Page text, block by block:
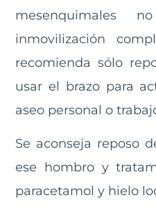
mesenquimales
inmovilización
recomienda sólo
usar el brazo para
aseo personal o
Se aconseja reposo
ese hombro y
paracetamol y hielo